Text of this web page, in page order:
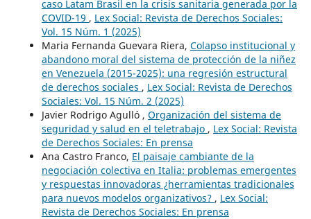
caso Latam Brasil en la crisis sanitaria generada por la
COVID-19 , Lex Social: Revista de Derechos Sociales:
Vol. 15 Núm. 1 (2025)
Maria Fernanda Guevara Riera, Colapso institucional y
abandono moral del sistema de protección de la niñez
en Venezuela (2015-2025): una regresión estructural
de derechos sociales , Lex Social: Revista de Derechos
Sociales: Vol. 15 Núm. 2 (2025)
Javier Rodrigo Agulló , Organización del sistema de
seguridad y salud en el teletrabajo , Lex Social: Revista
de Derechos Sociales: En prensa
Ana Castro Franco, El paisaje cambiante de la
negociación colectiva en Italia: problemas emergentes
y respuestas innovadoras ¿herramientas tradicionales
para nuevos modelos organizativos? , Lex Social:
Revista de Derechos Sociales: En prensa